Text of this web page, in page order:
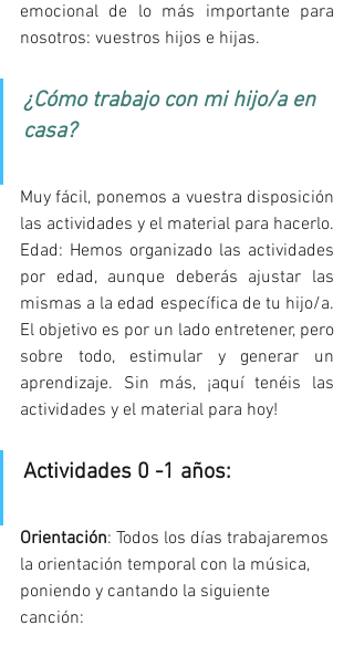
emocional de lo más importante para
nosotros: vuestros hijos e hijas.
¿Cómo trabajo con mi hijo/a en
casa?
Muy fácil, ponemos a vuestra disposición
las actividades y el material para hacerlo.
Edad: Hemos organizado las actividades
por edad, aunque deberás ajustar las
mismas a la edad específica de tu hijo/a.
El objetivo es por un lado entretener, pero
sobre todo, estimular y generar un
aprendizaje. Sin más, ¡aquí tenéis las
actividades y el material para hoy!
Actividades 0 -1 años:
Orientación: Todos los días trabajaremos
la orientación temporal con la música,
poniendo y cantando la siguiente
canción: